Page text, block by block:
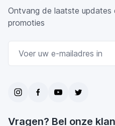
Ontvang de laatste
promoties
Vragen? Bel onze